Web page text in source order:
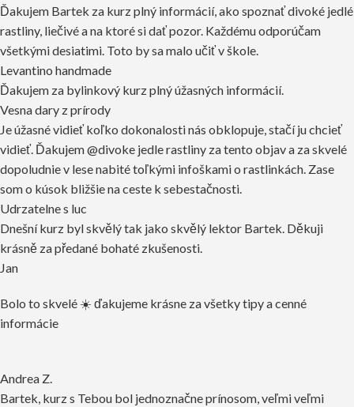
Ďakujem Bartek za kurz plný informácií, ako spoznať divoké jedlé
rastliny, liečivé a na ktoré si dať pozor. Každému odporúčam
všetkými desiatimi. Toto by sa malo učiť v škole.
Levantino handmade
Ďakujem za bylinkový kurz plný úžasných informácií.
Vesna dary z prírody
Je úžasné vidieť koľko dokonalosti nás obklopuje, stačí ju chcieť
vidieť. Ďakujem @divoke jedle rastliny za tento objav a za skvelé
dopoludnie v lese nabité toľkými infoškami o rastlinkách. Zase
som o kúsok bližšie na ceste k sebestačnosti.
Udrzatelne s luc
Dnešní kurz byl skvělý tak jako skvělý lektor Bartek. Děkuji
krásně za předané bohaté zkušenosti.
Jan
Bolo to skvelé ☀️ ďakujeme krásne za všetky tipy a cenné
informácie
Andrea Z.
Bartek, kurz s Tebou bol jednoznačne prínosom, veľmi veľmi